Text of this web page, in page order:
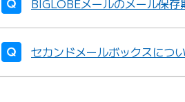
BIGLOBEメールのメール保存
セカンドメールボックスにつ